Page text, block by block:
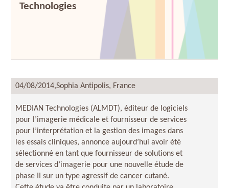
Technologies
04/08/2014,Sophia Antipolis, France
MEDIAN Technologies (ALMDT), éditeur de logiciels
pour l’imagerie médicale et fournisseur de services
pour l’interprétation et la gestion des images dans
les essais cliniques, annonce aujourd’hui avoir été
sélectionné en tant que fournisseur de solutions et
de services d’imagerie pour une nouvelle étude de
phase II sur un type agressif de cancer cutané.